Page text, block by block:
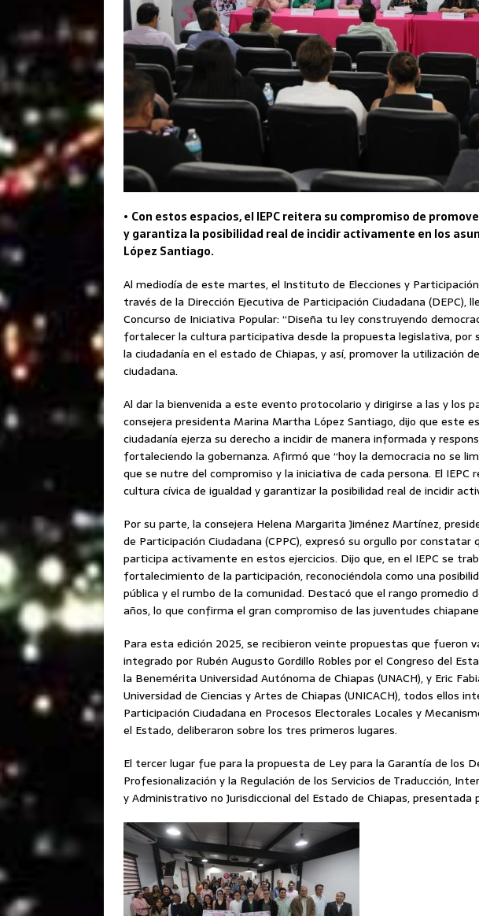
• Con estos espacios, el IEPC reitera su compromiso de
y garantiza la posibilidad real de incidir activamente en los
López Santiago.
Al mediodía de este martes, el Instituto de Elecciones y Participación
través de la Dirección Ejecutiva de Participación Ciudadana (DEPC),
Concurso de Iniciativa Popular: “Diseña tu ley construyendo
fortalecer la cultura participativa desde la propuesta legislativa, por
la ciudadanía en el estado de Chiapas, y así, promover la utilización
ciudadana.
Al dar la bienvenida a este evento protocolario y dirigirse a las y los
consejera presidenta Marina Martha López Santiago, dijo que este
ciudadanía ejerza su derecho a incidir de manera informada y
fortaleciendo la gobernanza. Afirmó que “hoy la democracia no se
que se nutre del compromiso y la iniciativa de cada persona. El IEPC
cultura cívica de igualdad y garantizar la posibilidad real de incidir
Por su parte, la consejera Helena Margarita Jiménez Martínez,
de Participación Ciudadana (CPPC), expresó su orgullo por constatar
participa activamente en estos ejercicios. Dijo que, en el IEPC se
fortalecimiento de la participación, reconociéndola como una
pública y el rumbo de la comunidad. Destacó que el rango promedio
años, lo que confirma el gran compromiso de las juventudes
Para esta edición 2025, se recibieron veinte propuestas que fueron
integrado por Rubén Augusto Gordillo Robles por el Congreso del
la Benemérita Universidad Autónoma de Chiapas (UNACH), y Eric
Universidad de Ciencias y Artes de Chiapas (UNICACH), todos ellos
Participación Ciudadana en Procesos Electorales Locales y
el Estado, deliberaron sobre los tres primeros lugares.
El tercer lugar fue para la propuesta de Ley para la Garantía de los
Profesionalización y la Regulación de los Servicios de Traducción,
y Administrativo no Jurisdiccional del Estado de Chiapas,